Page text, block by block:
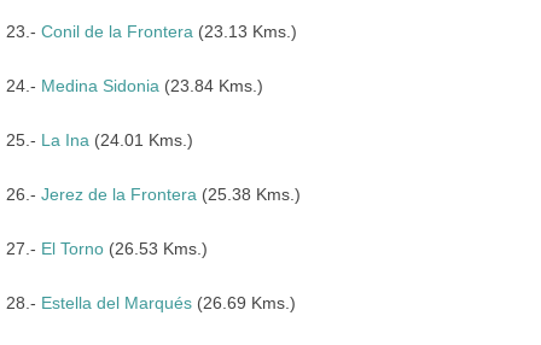
23.- Conil de la Frontera (23.13 Kms.)
24.- Medina Sidonia (23.84 Kms.)
25.- La Ina (24.01 Kms.)
26.- Jerez de la Frontera (25.38 Kms.)
27.- El Torno (26.53 Kms.)
28.- Estella del Marqués (26.69 Kms.)